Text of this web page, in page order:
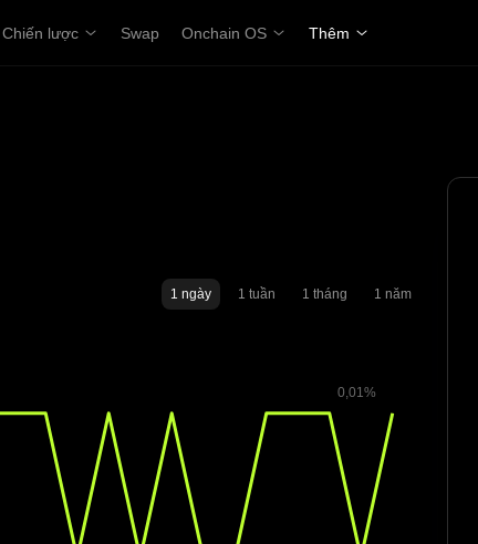
Chiến lược Swap Onchain OS Thêm
1 ngày 1 tuần 1 tháng 1 năm